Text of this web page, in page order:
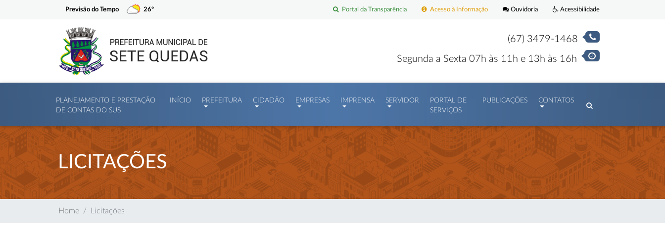
Previsão do Tempo 26º Acessibilidade
Ouvidoria
Acesso à Informação
Portal da Transparência
(67) 3479-1468
Segunda a Sexta 07h às 11h e 13h às 16h
PLANEJAMENTO E PRESTAÇÃO
DE CONTAS DO SUS
INÍCIO PREFEITURA CIDADÃO EMPRESAS IMPRENSA SERVIDOR
PORTAL DE
SERVIÇOS
PUBLICAÇÕES CONTATOS
LICITAÇÕES
Home Licitações